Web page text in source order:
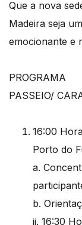
Que a nova
Madeira seja
emocionante e
PROGRAMA
PASSEIO/
16:00
Porto do
a.
b.
ii. 16:30